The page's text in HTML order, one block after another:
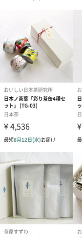
商品詳細情報
セット内容
東（
袋4g
外装サイズ
幅
紙袋
お渡し用の紙袋です。
商品に合わせたサイズ